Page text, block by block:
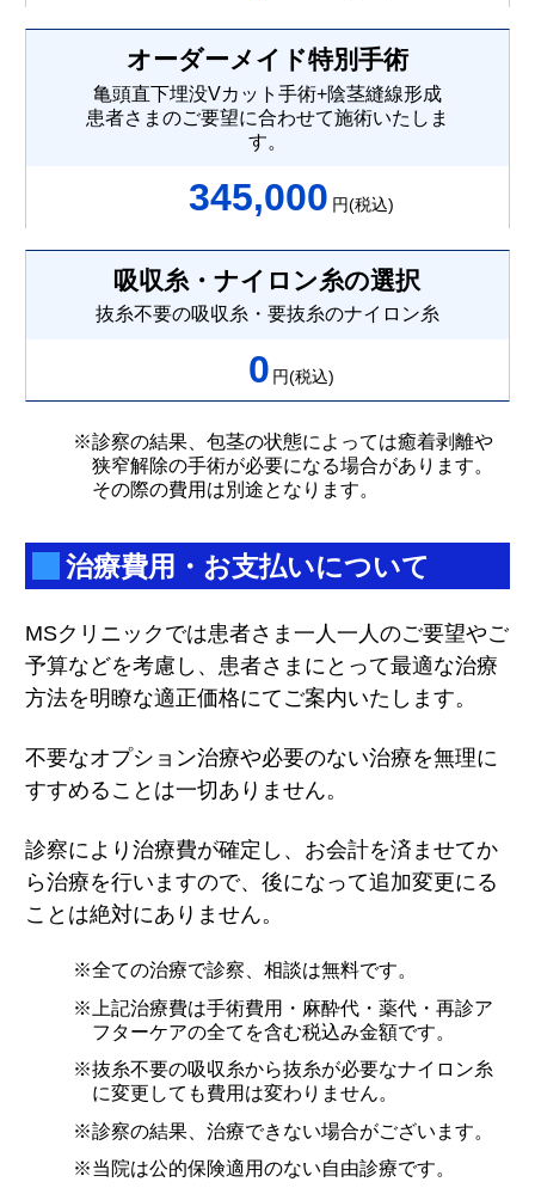
オーダーメイド特別手術
亀頭直下埋没Vカット手術+陰茎縫線形成
患者さまのご要望に合わせて施術いたしま
す。
345,000 円(税込)
吸収糸・ナイロン糸の選択
抜糸不要の吸収糸・要抜糸のナイロン糸
0 円(税込)
※診察の結果、包茎の状態によっては癒着剥離や
狭窄解除の手術が必要になる場合があります。
その際の費用は別途となります。
治療費用・お支払いについて
MSクリニックでは患者さま一人一人のご要望やご
予算などを考慮し、患者さまにとって最適な治療
方法を明瞭な適正価格にてご案内いたします。
不要なオプション治療や必要のない治療を無理に
すすめることは一切ありません。
診察により治療費が確定し、お会計を済ませてか
ら治療を行いますので、後になって追加変更にる
ことは絶対にありません。
※全ての治療で診察、相談は無料です。
※上記治療費は手術費用・麻酔代・薬代・再診ア
フターケアの全てを含む税込み金額です。
※抜糸不要の吸収糸から抜糸が必要なナイロン糸
に変更しても費用は変わりません。
※診察の結果、治療できない場合がございます。
※当院は公的保険適用のない自由診療です。